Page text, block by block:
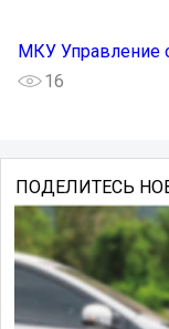
МКУ Управление
16
ПОДЕЛИТЕСЬ